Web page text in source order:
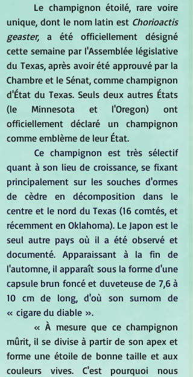
Le champignon étoilé, rare voire
unique, dont le nom latin est Chorioactis
geaster, a été officiellement désigné
cette semaine par l'Assemblée législative
du Texas, après avoir été approuvé par la
Chambre et le Sénat, comme champignon
d'État du Texas. Seuls deux autres États
(le Minnesota et l'Oregon) ont
officiellement déclaré un champignon
comme emblème de leur État.
Ce champignon est très sélectif
quant à son lieu de croissance, se fixant
principalement sur les souches d'ormes
de cèdre en décomposition dans le
centre et le nord du Texas (16 comtés, et
récemment en Oklahoma). Le Japon est le
seul autre pays où il a été observé et
documenté. Apparaissant à la fin de
l'automne, il apparaît sous la forme d'une
capsule brun foncé et duveteuse de 7,6 à
10 cm de long, d'où son surnom de
« cigare du diable ».
« À mesure que ce champignon
mûrit, il se divise à partir de son apex et
forme une étoile de bonne taille et aux
couleurs vives. C'est pourquoi nous